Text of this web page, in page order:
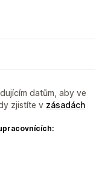
datům, aby ve
zjistíte v zásadách